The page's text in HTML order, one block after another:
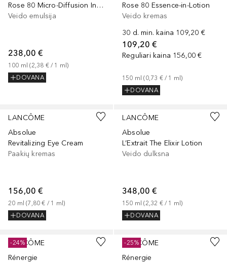
Rose 80 Micro-Diffusion In Emulsion
Veido emulsija
238,00 €
100 ml (2,38 € / 1 ml)
DOVANA
Rose 80 Essence-in-Lotion
Veido kremas
30 d. min. kaina 109,20 €
109,20 €
Reguliari kaina 156,00 €
150 ml (0,73 € / 1 ml)
DOVANA
LANCÔME
Absolue
Revitalizing Eye Cream
Paakių kremas
156,00 €
20 ml (7,80 € / 1 ml)
DOVANA
LANCÔME
Absolue
L’Extrait The Elixir Lotion
Veido dulksna
348,00 €
150 ml (2,32 € / 1 ml)
DOVANA
LANCÔME
Rénergie
-24%
LANCÔME
Rénergie
-25%